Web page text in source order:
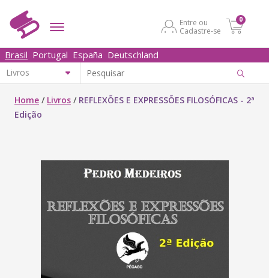
Entre ou
Cadastre-se
0
Brasil Portugal España Deutschland
Home / Livros / REFLEXÕES E EXPRESSÕES FILOSÓFICAS - 2ª
Edição